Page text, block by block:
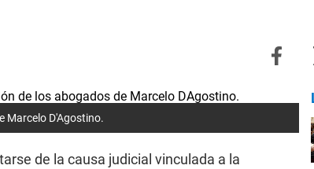
Marcelo D'Agostino.
de la causa judicial vinculada a la